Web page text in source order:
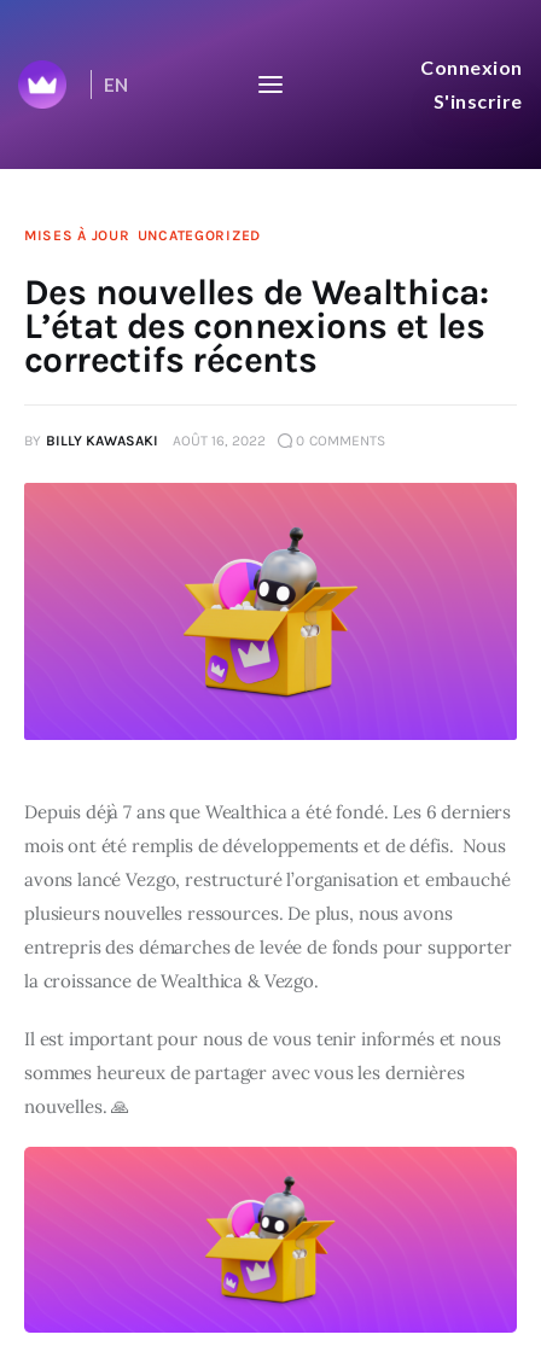
EN
Connexion
S'inscrire
Journey to $100B :
Accueil
Top 50
Mises à Jour
MISES À JOUR UNCATEGORIZED
Des nouvelles de Wealthica:
L’état des connexions et les
correctifs récents
BY BILLY KAWASAKI AOÛT 16, 2022 0 COMMENTS
Depuis déjà 7 ans que Wealthica a été fondé. Les 6 derniers
mois ont été remplis de développements et de défis.  Nous
avons lancé Vezgo, restructuré l’organisation et embauché
plusieurs nouvelles ressources. De plus, nous avons
entrepris des démarches de levée de fonds pour supporter
la croissance de Wealthica & Vezgo.
Il est important pour nous de vous tenir informés et nous
sommes heureux de partager avec vous les dernières
nouvelles. 🙏